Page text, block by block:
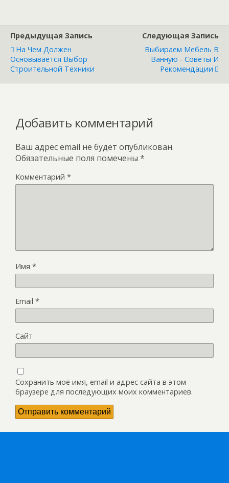
Предыдущая Запись
На Чем Должен
Основывается Выбор
Строительной Техники
Следующая Запись
Выбираем Мебель В
Ванную - Советы И
Рекомендации
Добавить комментарий
Ваш адрес email не будет опубликован.
Обязательные поля помечены *
Комментарий *
Имя *
Email *
Сайт
Сохранить моё имя, email и адрес сайта в этом
браузере для последующих моих комментариев.